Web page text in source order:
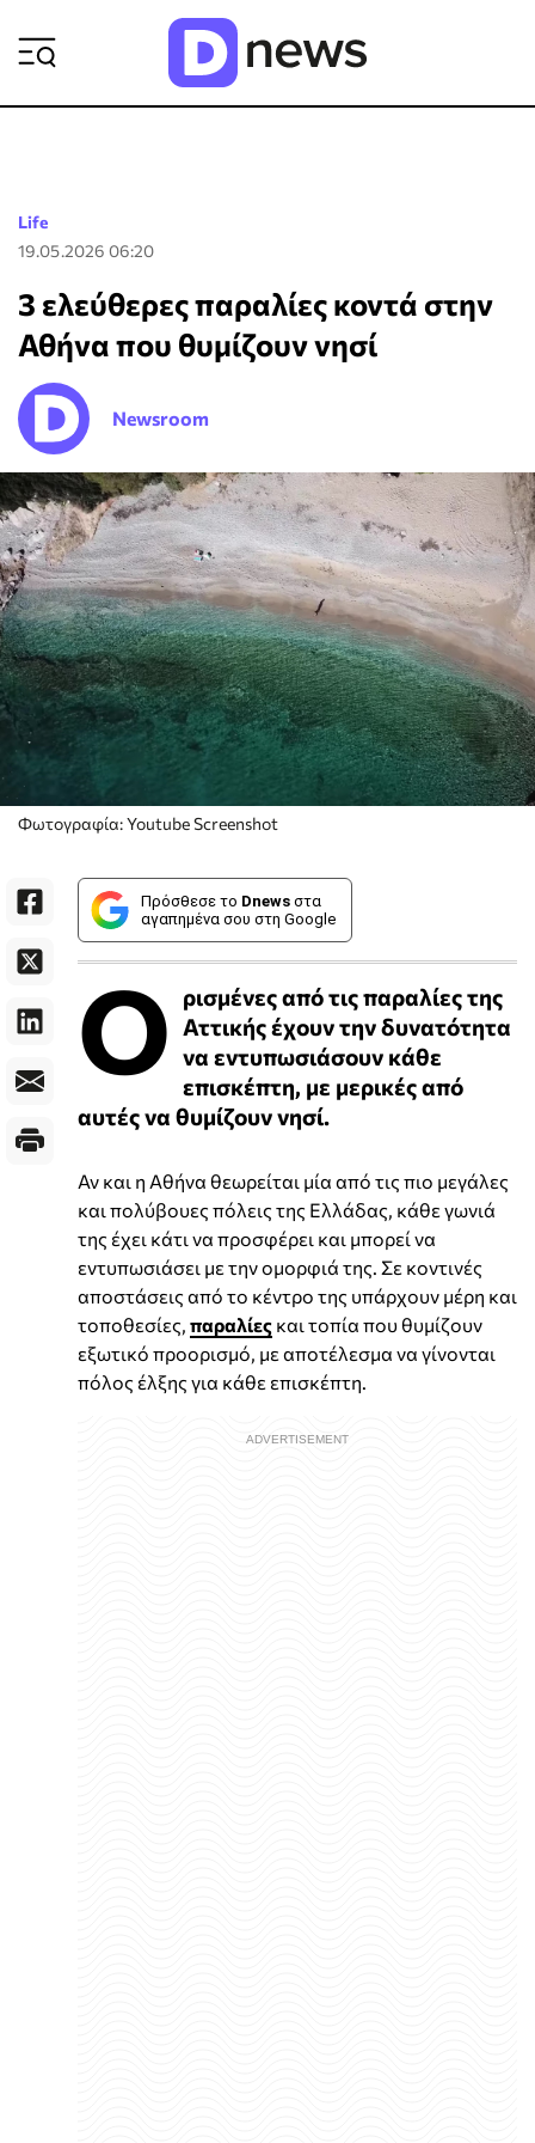
Life
19.05.2026 06:20
3 ελεύθερες παραλίες κοντά στην
Αθήνα που θυμίζουν νησί
Newsroom
Φωτογραφία: Youtube Screenshot
Πρόσθεσε το Dnews στα
αγαπημένα σου στη Google
Ο ρισμένες από τις παραλίες της
Αττικής έχουν την δυνατότητα
να εντυπωσιάσουν κάθε
επισκέπτη, με μερικές από
αυτές να θυμίζουν νησί.
Αν και η Αθήνα θεωρείται μία από τις πιο μεγάλες
και πολύβουες πόλεις της Ελλάδας, κάθε γωνιά
της έχει κάτι να προσφέρει και μπορεί να
εντυπωσιάσει με την ομορφιά της. Σε κοντινές
αποστάσεις από το κέντρο της υπάρχουν μέρη και
τοποθεσίες, παραλίες και τοπία που θυμίζουν
εξωτικό προορισμό, με αποτέλεσμα να γίνονται
πόλος έλξης για κάθε επισκέπτη.